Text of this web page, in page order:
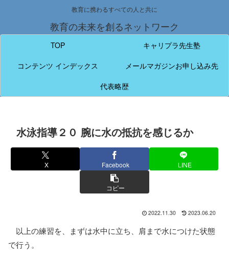
教育に携わるすべての人と共に
教育の未来を創るネットワーク
TOP
キャリプラ先生塾
コンテンツ インデックス
メールマガジンお申し込み先
代表略歴
水泳指導２０ 腕に水の抵抗を感じるか
X Facebook LINE
コピー
2022.11.30 2023.06.20
以上の練習を、まずは水中に立ち、肩まで水につけた状態
で行う。